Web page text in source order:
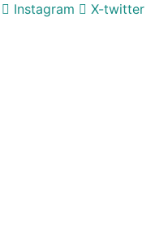
Instagram
X-twitter